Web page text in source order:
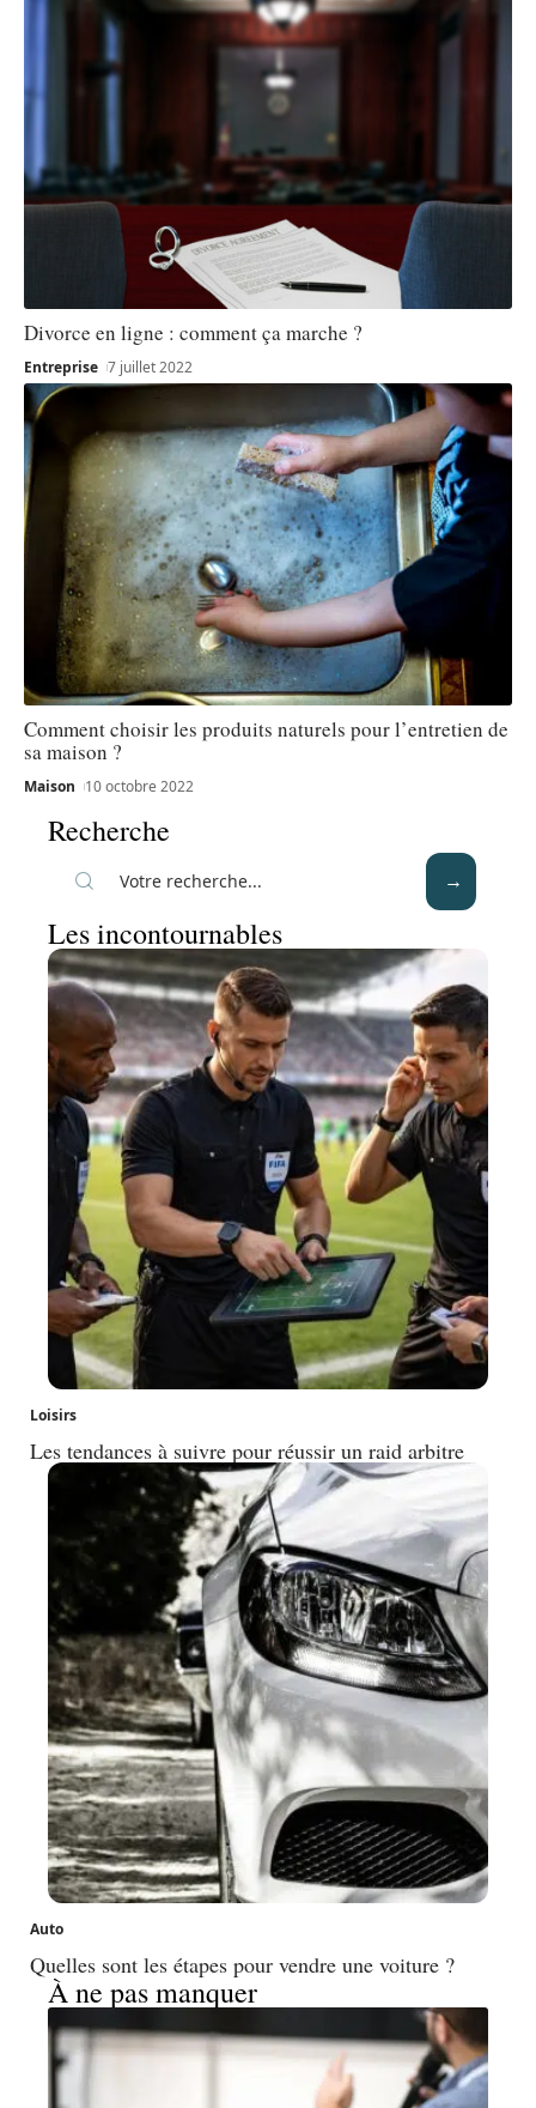
Divorce en ligne : comment ça marche ?
Entreprise 7 juillet 2022
Comment choisir les produits naturels pour l’entretien de
sa maison ?
Maison 10 octobre 2022
Recherche
Les incontournables
Loisirs
Les tendances à suivre pour réussir un raid arbitre
Auto
Quelles sont les étapes pour vendre une voiture ?
À ne pas manquer